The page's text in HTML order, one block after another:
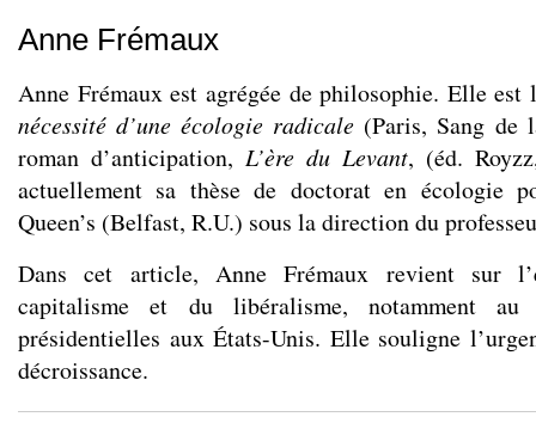
Anne Frémaux
Anne Frémaux est agrégée de philosophie. Elle est
nécessité d’une écologie radicale (Paris, Sang de
roman d’anticipation, L’ère du Levant, (éd.
actuellement sa thèse de doctorat en écologie
Queen’s (Belfast, R.U.) sous la direction du
Dans cet article, Anne Frémaux revient sur
capitalisme et du libéralisme, notamment
présidentielles aux États-Unis. Elle souligne
décroissance.